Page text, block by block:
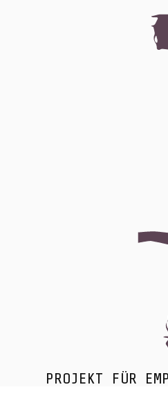
PROJEKT FÜR